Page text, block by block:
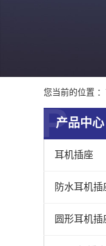
您当前的位置 ：
产品中心
P
耳机插座
防水耳机插
圆形耳机插